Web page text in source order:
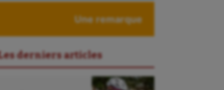
Une remarque
Les derniers articles